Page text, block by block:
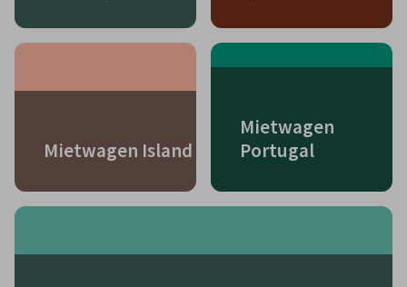
Mietwagen Island
Mietwagen
Portugal